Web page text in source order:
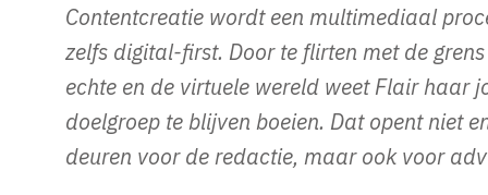
Contentcreatie wordt een multimediaal
zelfs digital-first. Door te flirten met de
echte en de virtuele wereld weet Flair haar
doelgroep te blijven boeien. Dat opent niet
deuren voor de redactie, maar ook voor